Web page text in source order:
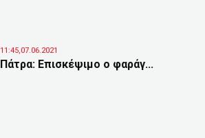
11:45,07.06.2021
Πάτρα: Επισκέψιμο ο φαράγ...